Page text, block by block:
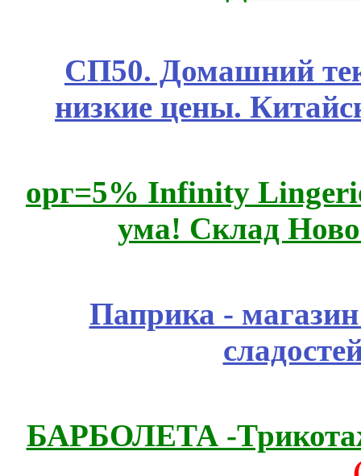
СП50. Домашний
низкие цены.
орг=5% Infinity
ума! Склад
Паприка -
БАРБОЛЕТА -